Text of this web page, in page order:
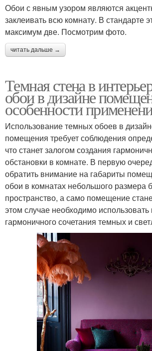
Обои с явным узором являются
заклеивать всю комнату. В стандарте
максимум две. Посмотрим фото.
читать дальше →
Темная стена в
обои в дизайне
особенности
Использование темных обоев в
помещения требует соблюдения
что станет залогом создания
обстановки в комнате. В первую
обратить внимание на габариты
обои в комнатах небольшого размера
пространство, а само помещение
этом случае необходимо
гармоничного сочетания темных и